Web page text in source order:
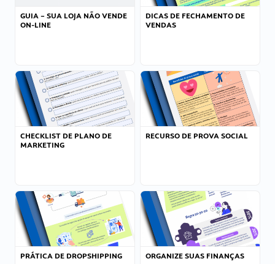
GUIA – SUA LOJA NÃO VENDE
ON-LINE
DICAS DE FECHAMENTO DE
VENDAS
CHECKLIST DE PLANO DE
MARKETING
RECURSO DE PROVA SOCIAL
PRÁTICA DE DROPSHIPPING ORGANIZE SUAS FINANÇAS